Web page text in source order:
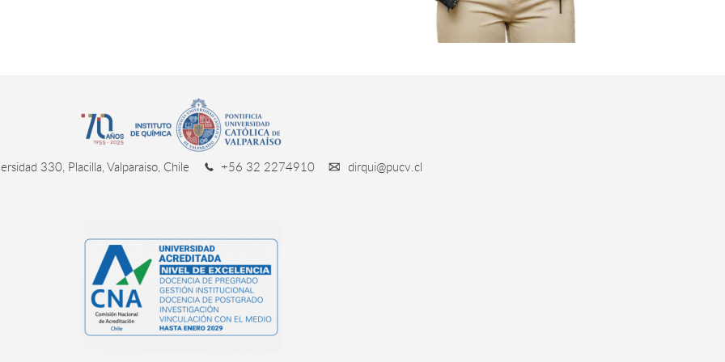
330, Placilla, Valparaiso, Chile +56 32 2274910 dirqui@pucv.cl